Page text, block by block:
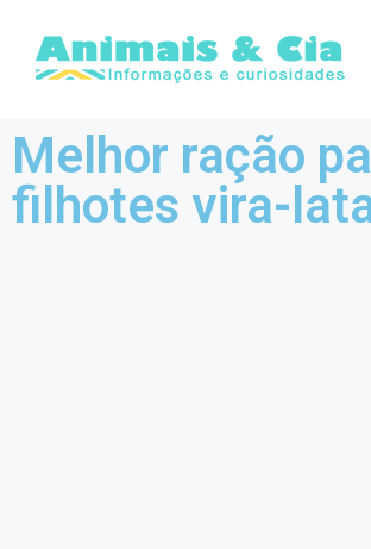
Melhor ração
filhotes vira-